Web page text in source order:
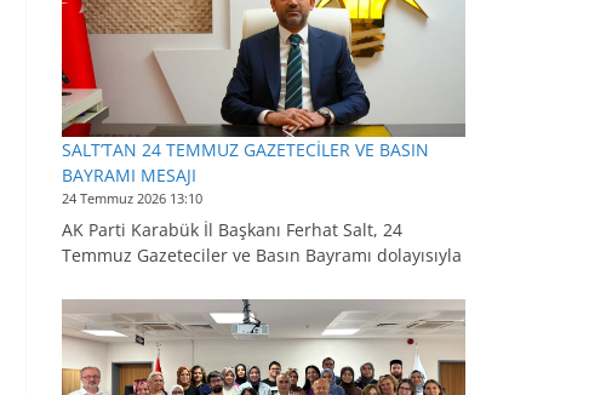
SALT’TAN 24 TEMMUZ GAZETECİLER VE BASIN
BAYRAMI MESAJI
24 Temmuz 2026 13:10
AK Parti Karabük İl Başkanı Ferhat Salt, 24
Temmuz Gazeteciler ve Basın Bayramı dolayısıyla